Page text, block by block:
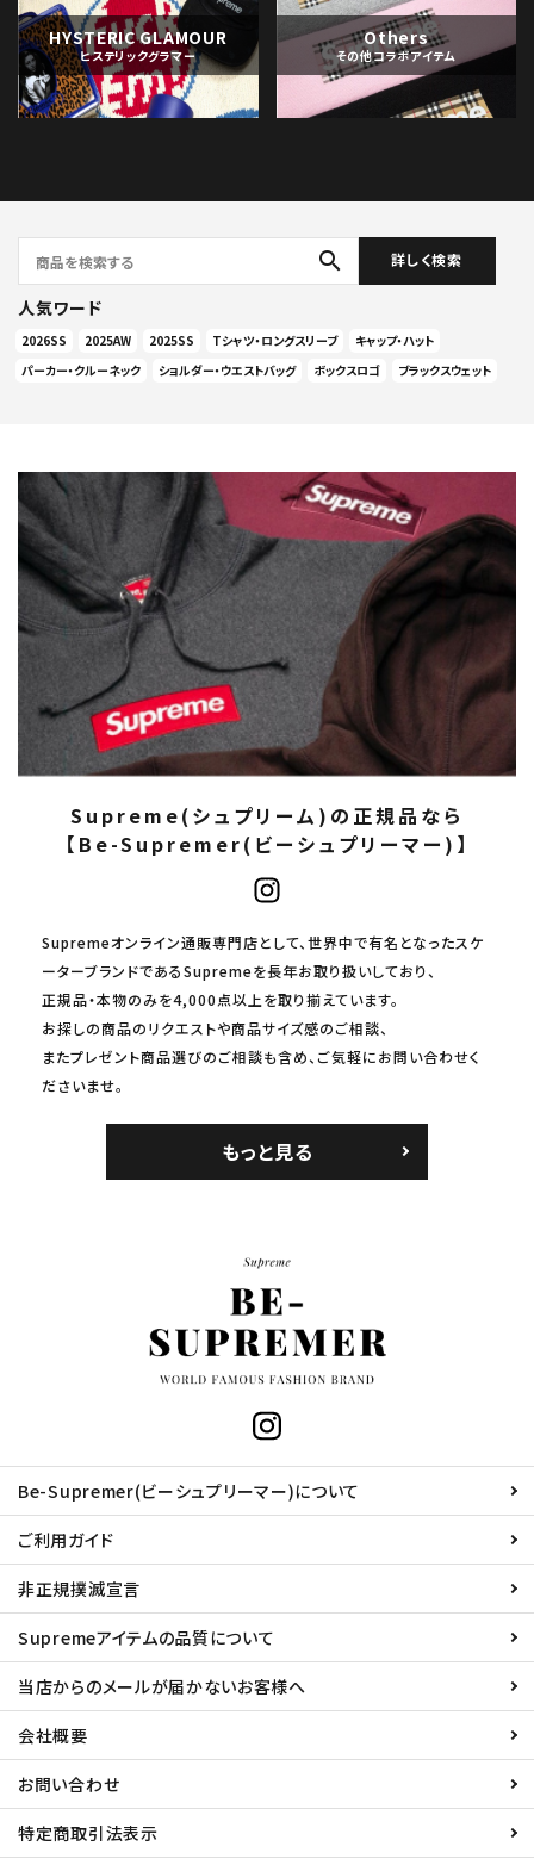
HYSTERIC GLAMOUR
ヒステリックグラマー
Others
その他コラボアイテム
search 詳しく検索
人気ワード
2026SS 2025AW 2025SS Tシャツ・ロングスリーブ
キャップ・ハット
パーカー・クルーネック
ショルダー・ウエストバッグ ボックスロゴ ブラックスウェット
Supreme(シュプリーム)の正規品なら
【Be-Supremer(ビーシュプリーマー)】
Supremeオンライン通販専門店として、世界中で有名となったスケ
ーターブランドであるSupremeを長年お取り扱いしており、
正規品・本物のみを4,000点以上を取り揃えています。
お探しの商品のリクエストや商品サイズ感のご相談、
またプレゼント商品選びのご相談も含め、ご気軽にお問い合わせく
ださいませ。
もっと見る
Be-Supremer(ビーシュプリーマー)について
ご利用ガイド
非正規撲滅宣言
Supremeアイテムの品質について
当店からのメールが届かないお客様へ
会社概要
お問い合わせ
特定商取引法表示